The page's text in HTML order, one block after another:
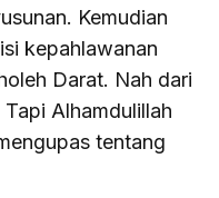
Kemudian
kepahlawanan
Darat. Nah dari
Alhamdulillah
tentang